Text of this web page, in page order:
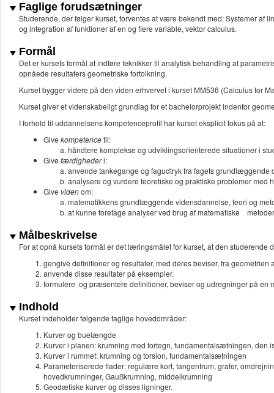
Faglige forudsætninger
Studerende, der følger kurset, forventes at være bekendt med: Systemer af
og integration af funktioner af en og flere variable, vektor calculus.
Formål
Det er kursets formål at indføre teknikker til analytisk behandling af
opnåede resultaters geometriske fortolkning.
Kurset bygger videre på den viden erhvervet i kurset MM536 (Calculus for
Kurset giver et videnskabeligt grundlag for et bachelorprojekt indenfor
I forhold til uddannelsens kompetenceprofil har kurset eksplicit fokus på at:
Give kompetencetil:
håndtere komplekse og udviklingsorienterede situationer i
Give færdighederi:
anvende tankegange og fagudtryk fra fagets grundlæggende
analysere og vurdere teoretiske og praktiske problemer med
Give videnom:
matematikkens grundlæggende vidensdannelse, teori og
at kunne foretage analyser ved brug af matematiske
Målbeskrivelse
For at opnå kursets formål er det læringsmålet for kurset, at den studerende
gengive definitioner og resultater, med deres beviser, fra
anvende disse resultater på eksempler.
formulere og præsentere definitioner, beviser og udregninger på en
Indhold
Kurset indeholder følgende faglige hovedområder:
Kurver og buelængde
Kurver i planen: krumning med fortegn, fundamentalsætningen, den
Kurver i rummet: krumning og torsion, fundamentalsætningen
Parameteriserede flader: regulære kort, tangentrum, grafer,
hovedkrumninger, Gaußkrumning, middelkrumning
Geodætiske kurver og disses ligninger.